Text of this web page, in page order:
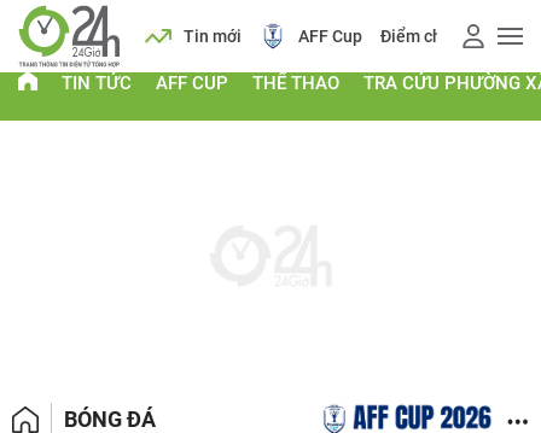
Lịch Tin mới AFF Cup Điểm chuẩn 2026
TIN TỨC AFF CUP THỂ THAO TRA CỨU PHƯỜNG
BÓNG ĐÁ